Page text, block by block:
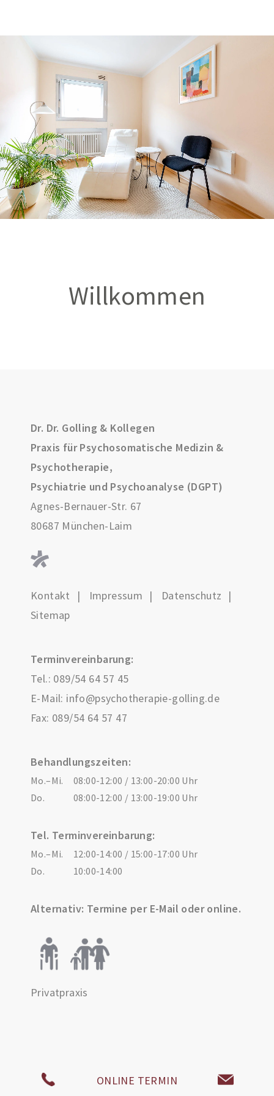
Willkommen
Dr. Dr. Golling & Kollegen
Praxis für Psychosomatische Medizin &
Psychotherapie,
Psychiatrie und Psychoanalyse (DGPT)
Agnes-Bernauer-Str. 67
80687 München-Laim
Kontakt Impressum
Datenschutz
Sitemap
Terminvereinbarung:
Tel.: 089/54 64 57 45
E-Mail: info@psychotherapie-golling.de
Fax: 089/54 64 57 47
Behandlungszeiten:
Mo.–Mi.
08:00-12:00 / 13:00-20:00 Uhr
Do.
08:00-12:00 / 13:00-19:00 Uhr
Tel. Terminvereinbarung:
Mo.–Mi.
12:00-14:00 / 15:00-17:00 Uhr
Do.
10:00-14:00
Alternativ: Termine per E-Mail oder online.
Privatpraxis
ONLINE TERMIN